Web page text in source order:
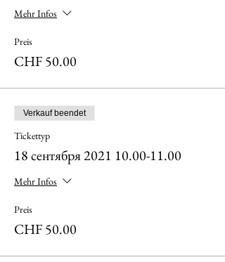
Mehr Infos
Preis
CHF 50.00
Verkauf beendet
Tickettyp
18 сентября 2021 10.00-11.00
Mehr Infos
Preis
CHF 50.00